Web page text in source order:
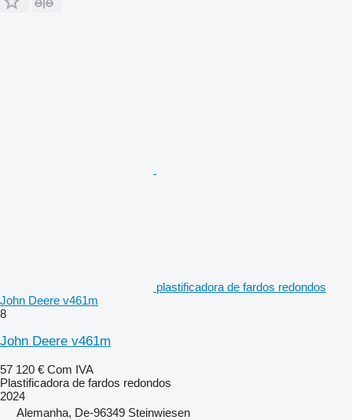
plastificadora de fardos redondos
John Deere v461m
8
John Deere v461m
57 120 € Com IVA
Plastificadora de fardos redondos
2024
Alemanha, De-96349 Steinwiesen